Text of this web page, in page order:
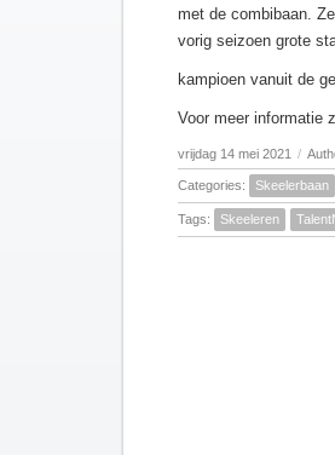
met de combibaan.
vorig seizoen grote
kampioen vanuit de
Voor meer informatie
vrijdag 14 mei 2021 /
Categories: Skeelerbaan
Tags: Skeeleren